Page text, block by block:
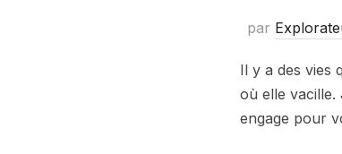
par
Il y a des vies
où elle vacille.
engage pour